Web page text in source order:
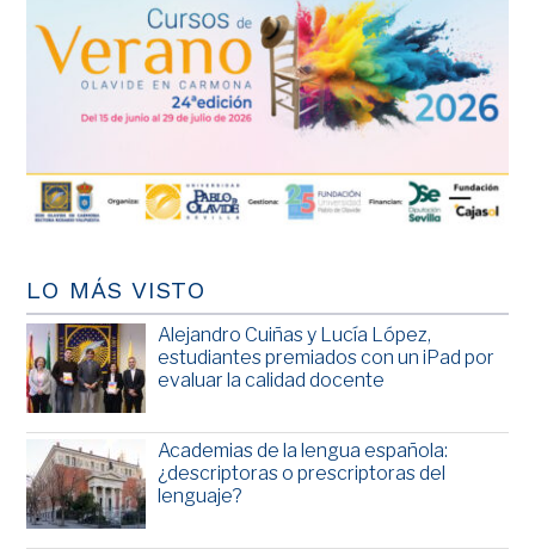
LO MÁS VISTO
Alejandro Cuiñas y Lucía López,
estudiantes premiados con un iPad por
evaluar la calidad docente
Academias de la lengua española:
¿descriptoras o prescriptoras del
lenguaje?